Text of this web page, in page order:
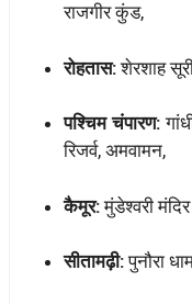
राजगीर कुंड,
रोहतास:शेरशाह
पश्चिम चंपारण:
रिजर्व, अमवामन,
कैमूर:मुंडेश्वरी
सीतामढ़ी:पुनौरा